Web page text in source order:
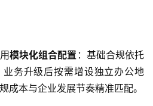
注册
模块化组合配置 ：基础合规依托
务升级后按需增设独立办公地
成本与企业发展节奏精准匹配。